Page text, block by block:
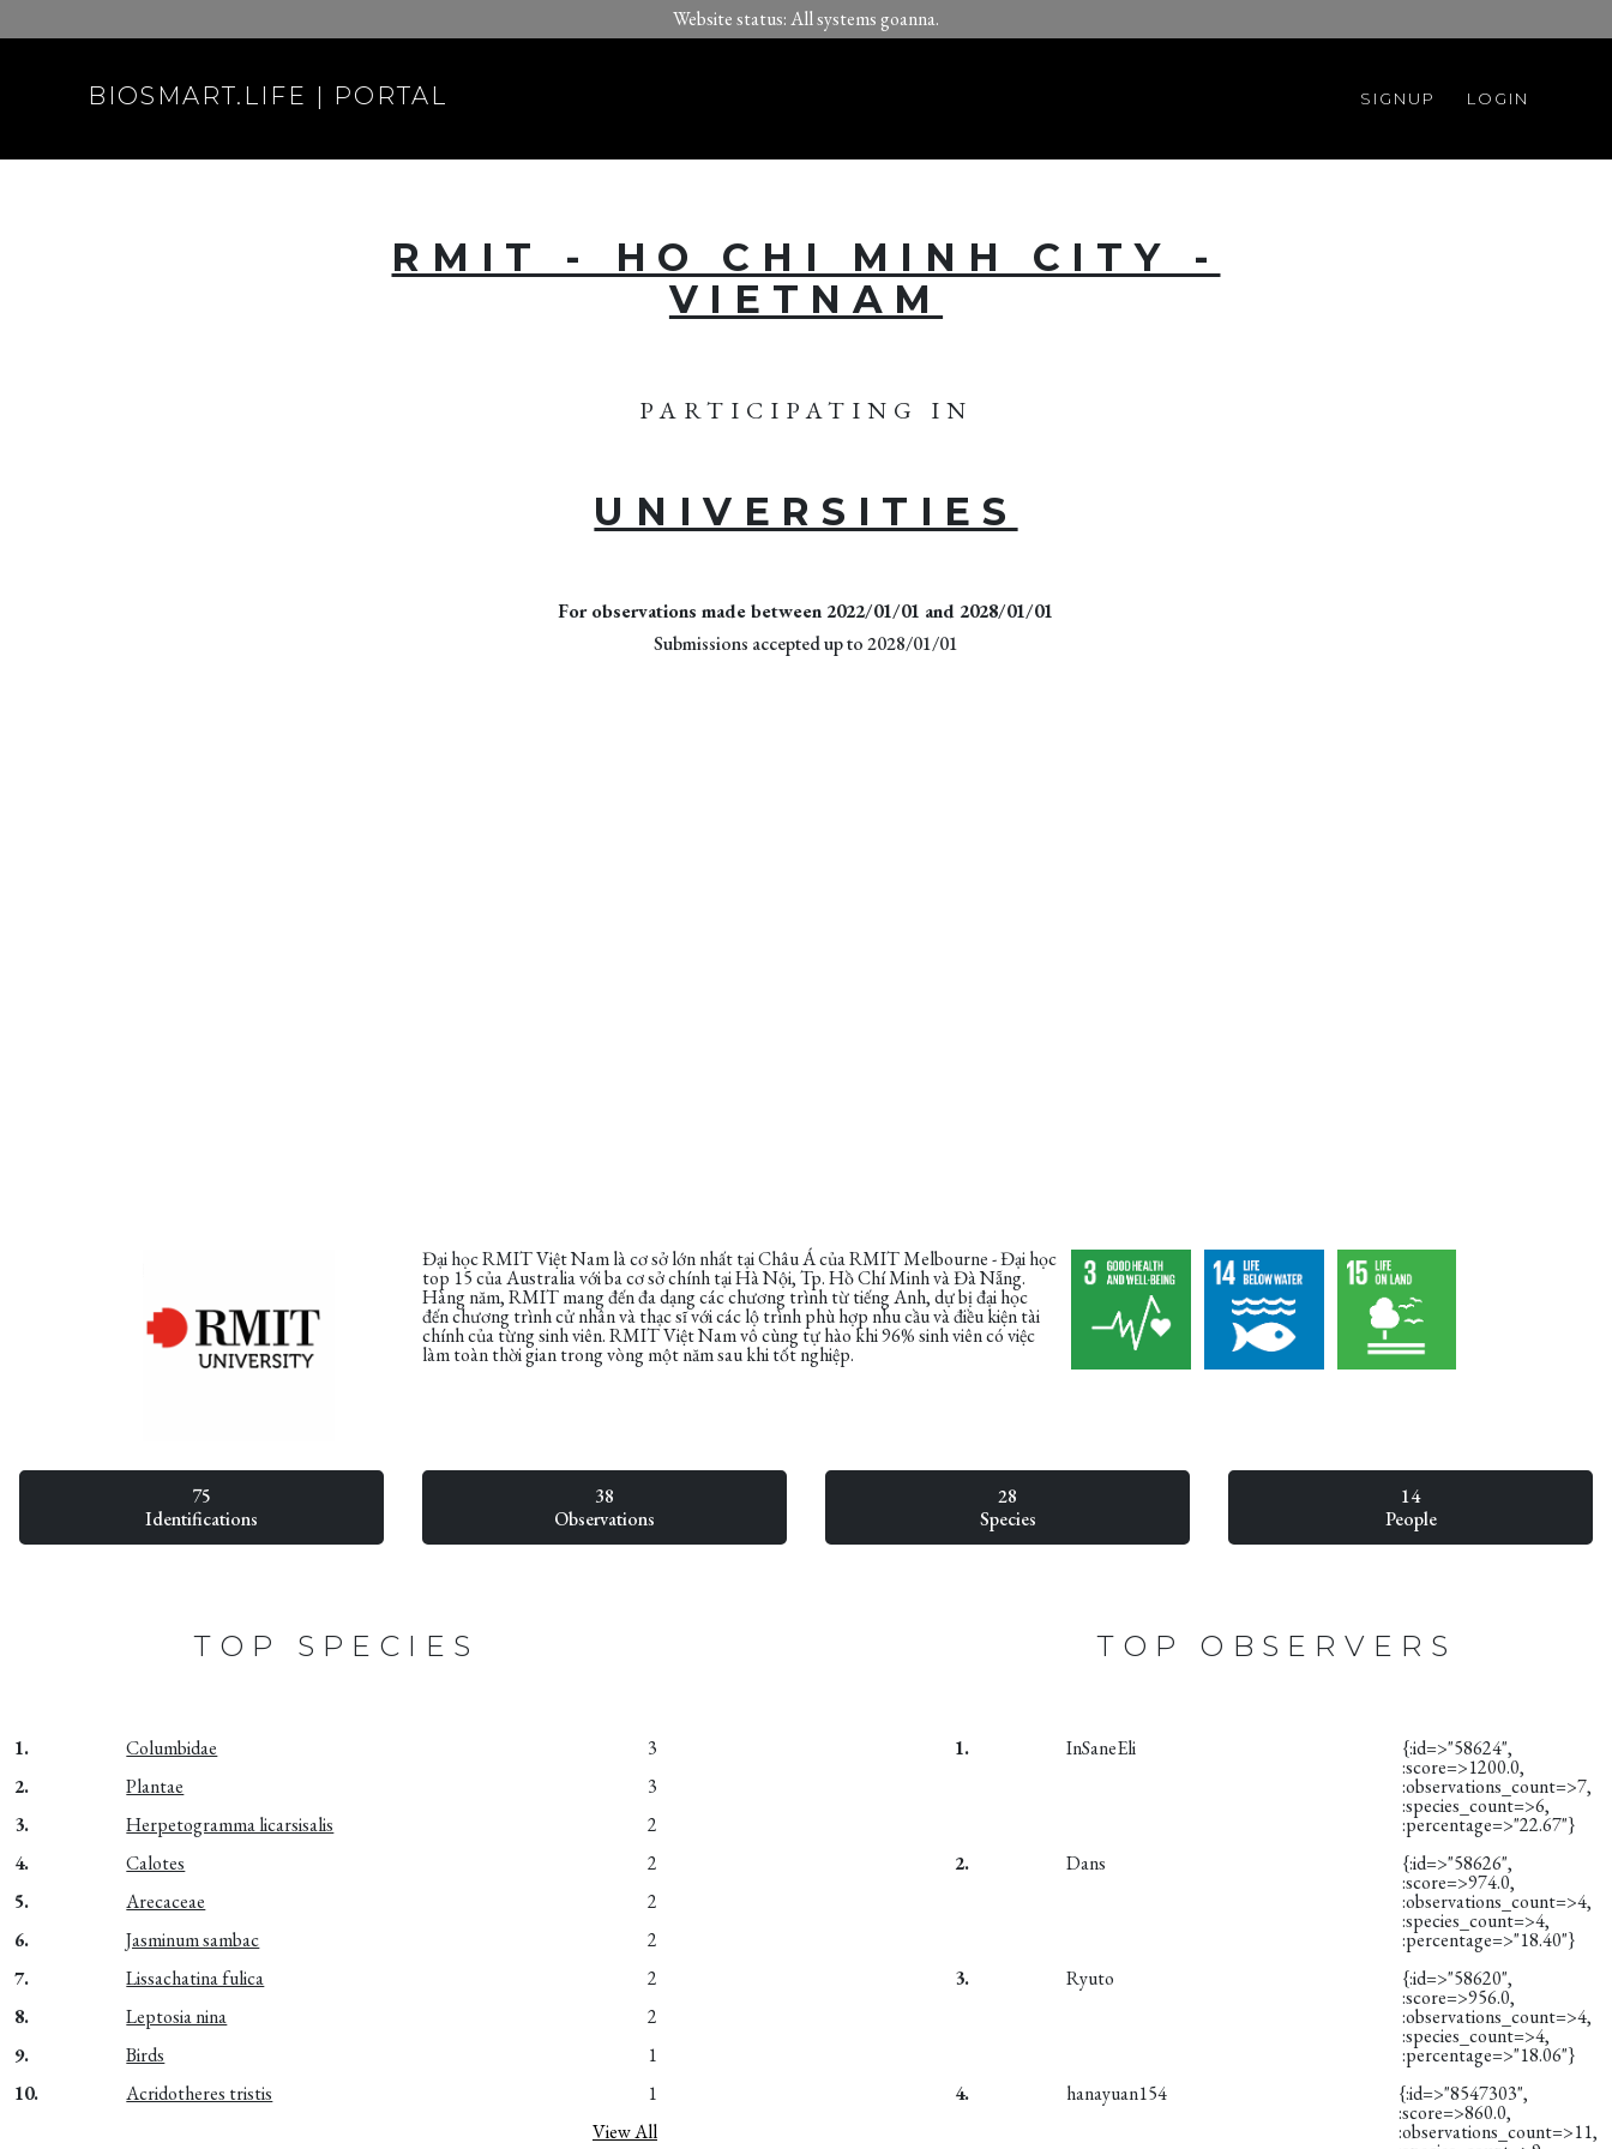
Website status: All systems goanna.
BIOSMART.LIFE | PORTAL LOGIN
SIGNUP
RMIT - HO CHI MINH CITY -
VIETNAM
PARTICIPATING IN
UNIVERSITIES
For observations made between 2022/01/01 and 2028/01/01
Submissions accepted up to 2028/01/01
Đại học RMIT Việt Nam là cơ sở lớn nhất tại Châu Á của RMIT Melbourne - Đại học
top 15 của Australia với ba cơ sở chính tại Hà Nội, Tp. Hồ Chí Minh và Đà Nẵng.
Hàng năm, RMIT mang đến đa dạng các chương trình từ tiếng Anh, dự bị đại học
đến chương trình cử nhân và thạc sĩ với các lộ trình phù hợp nhu cầu và điều kiện tài
chính của từng sinh viên. RMIT Việt Nam vô cùng tự hào khi 96% sinh viên có việc
làm toàn thời gian trong vòng một năm sau khi tốt nghiệp.
75
Identifications
38
Observations
28
Species
14
People
TOP SPECIES
1. Columbidae
3
2.
Plantae
3
3.
Herpetogramma licarsisalis
2
4.
Calotes
2
5.
Arecaceae
2
6.
Jasminum sambac
2
7.
Lissachatina fulica
2
8.
Leptosia nina
2
9.
Birds
1
10.
Acridotheres tristis
1
View All
TOP OBSERVERS
1. InSaneEli {:id=>"58624",
:score=>1200.0,
:observations_count=>7,
:species_count=>6,
:percentage=>"22.67"}
2.
Dans {:id=>"58626",
:score=>974.0,
:observations_count=>4,
:species_count=>4,
:percentage=>"18.40"}
3.
Ryuto {:id=>"58620",
:score=>956.0,
:observations_count=>4,
:species_count=>4,
:percentage=>"18.06"}
4.
hanayuan154 {:id=>"8547303",
:score=>860.0,
:observations_count=>11,